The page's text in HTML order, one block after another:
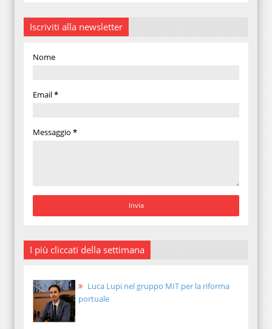
Iscriviti alla newsletter
Nome
Email*
Messaggio *
I più cliccati della settimana
Luca Lupi nel gruppo MIT per la riforma
portuale